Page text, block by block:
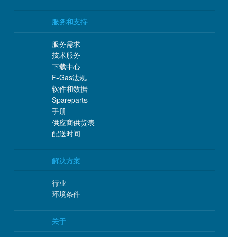
服务和支持
服务需求
技术服务
下载中心
F-Gas法规
软件和数据
Spareparts
手册
供应商供货表
配送时间
解决方案
行业
环境条件
关于